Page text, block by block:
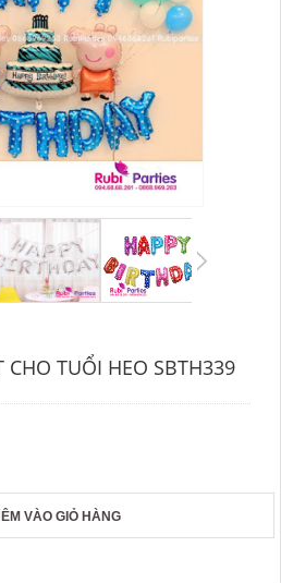
CHO TUỔI HEO SBTH339
VÀO GIỎ HÀNG